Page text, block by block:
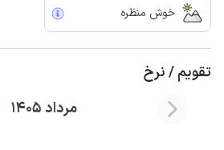
خوش منظره
تقویم / نرخ
مرداد 1405